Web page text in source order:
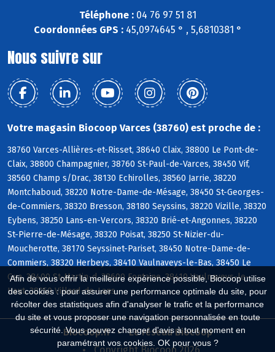
Afin de vous offrir la meilleure expérience possible, Biocoop utilise
des cookies : pour assurer une performance optimale du site, pour
récolter des statistiques afin d'analyser le trafic et la performance
du site et vous proposer une navigation personnalisée en toute
sécurité. Vous pouvez changer d'avis à tout moment en
paramétrant vos cookies. OK pour vous ?
Téléphone :04 76 97 51 81
Coordonnées GPS :45,0974645 ° , 5,6810381 °
Nous suivre sur
Votre magasin Biocoop Varces (38760) est proche de :
38760 Varces-Allières-et-Risset, 38640 Claix, 38800 Le Pont-de-
Claix, 38800 Champagnier, 38760 St-Paul-de-Varces, 38450 Vif,
38560 Champ s/Drac, 38130 Echirolles, 38560 Jarrie, 38220
Montchaboud, 38220 Notre-Dame-de-Mésage, 38450 St-Georges-
de-Commiers, 38320 Bresson, 38180 Seyssins, 38220 Vizille, 38320
Eybens, 38250 Lans-en-Vercors, 38320 Brié-et-Angonnes, 38220
St-Pierre-de-Mésage, 38320 Poisat, 38250 St-Nizier-du-
Moucherotte, 38170 Seyssinet-Pariset, 38450 Notre-Dame-de-
Commiers, 38320 Herbeys, 38410 Vaulnaveys-le-Bas, 38450 Le
Gua, 38400 St-Martin-d, 38600 Fontaine, 38410 Vaulnaveys-le-
Haut, 38250 Villard-de-Lans
Biocoop.fr
Le réseau Biocoop